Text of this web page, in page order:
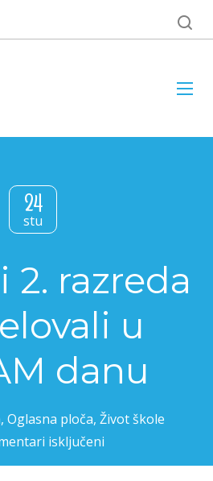
24
stu
2. razreda
u
danu
, Oglasna ploča, Život škole
isključeni